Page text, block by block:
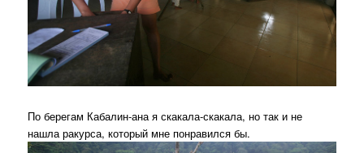
По берегам Кабалин-ана я скакала-скакала, но так и не
нашла ракурса, который мне понравился бы.